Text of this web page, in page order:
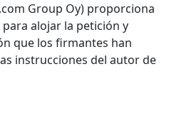
Group Oy) proporciona
alojar la petición y
que los firmantes han
instrucciones del autor de